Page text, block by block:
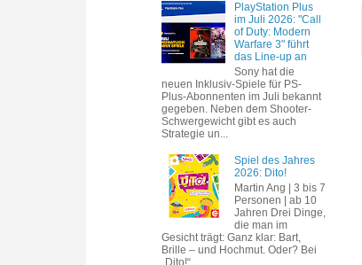
PlayStation Plus
im Juli 2026: "Call
of Duty: Modern
Warfare 3" führt
das Line-up an
Sony hat die
neuen Inklusiv-Spiele für PS-
Plus-Abonnenten im Juli bekannt
gegeben. Neben dem Shooter-
Schwergewicht gibt es auch
Strategie un...
Spiel des Jahres
2026: Dito!
Martin Ang | 3 bis 7
Personen | ab 10
Jahren Drei Dinge,
die man im
Gesicht trägt: Ganz klar: Bart,
Brille – und Hochmut. Oder? Bei
„Dito!“ ...